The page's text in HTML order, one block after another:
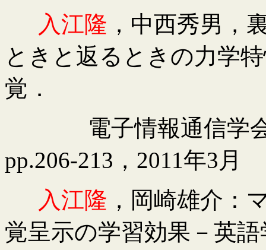
入江隆 ，中西秀男
ときと返るときの力学
覚．
電子情報通信学
pp.206-213 ， 2011年3 月
入江隆 ，岡崎雄介：
覚呈示の学習効果－英